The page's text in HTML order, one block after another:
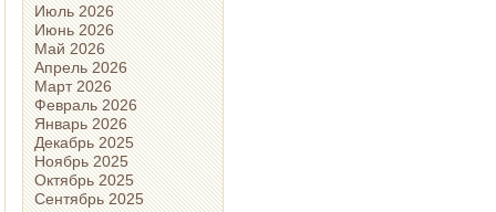
Июль 2026
Июнь 2026
Май 2026
Апрель 2026
Март 2026
Февраль 2026
Январь 2026
Декабрь 2025
Ноябрь 2025
Октябрь 2025
Сентябрь 2025